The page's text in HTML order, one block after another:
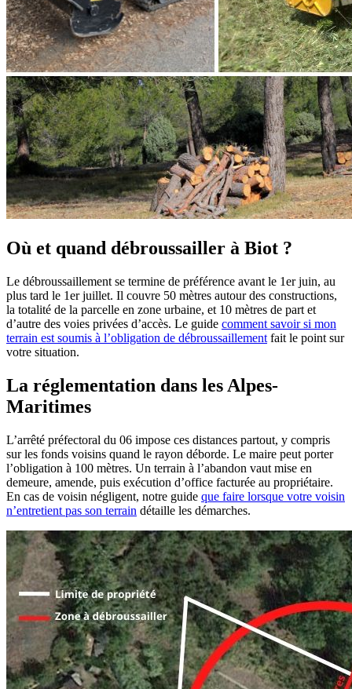
Où et quand débroussailler à Biot ?
Le débroussaillement se termine de préférence avant le 1er juin, au
plus tard le 1er juillet. Il couvre 50 mètres autour des constructions,
la totalité de la parcelle en zone urbaine, et 10 mètres de part et
d’autre des voies privées d’accès. Le guide comment savoir si mon
terrain est soumis à l’obligation de débroussaillement fait le point sur
votre situation.
La réglementation dans les Alpes-
Maritimes
L’arrêté préfectoral du 06 impose ces distances partout, y compris
sur les fonds voisins quand le rayon déborde. Le maire peut porter
l’obligation à 100 mètres. Un terrain à l’abandon vaut mise en
demeure, amende, puis exécution d’office facturée au propriétaire.
En cas de voisin négligent, notre guide que faire lorsque votre voisin
n’entretient pas son terrain détaille les démarches.